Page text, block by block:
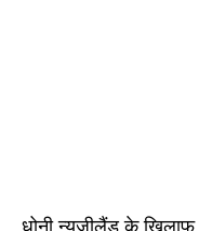
धोनी न्यूजीलैंड के खिलाफ